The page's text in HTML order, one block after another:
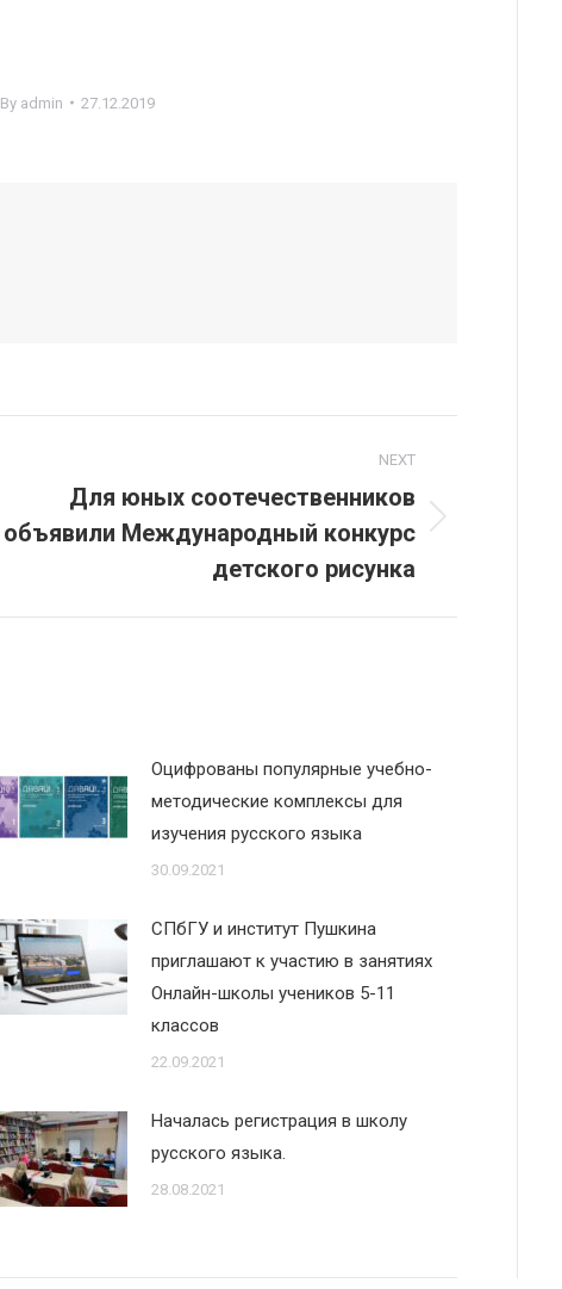
By admin 27.12.2019
NEXT
Next
Для юных соотечественников
объявили Международный конкурс
детского рисунка
Оцифрованы популярные учебно-
методические комплексы для
изучения русского языка
30.09.2021
СПбГУ и институт Пушкина
приглашают к участию в занятиях
Онлайн-школы учеников 5-11
классов
22.09.2021
Началась регистрация в школу
русского языка.
28.08.2021